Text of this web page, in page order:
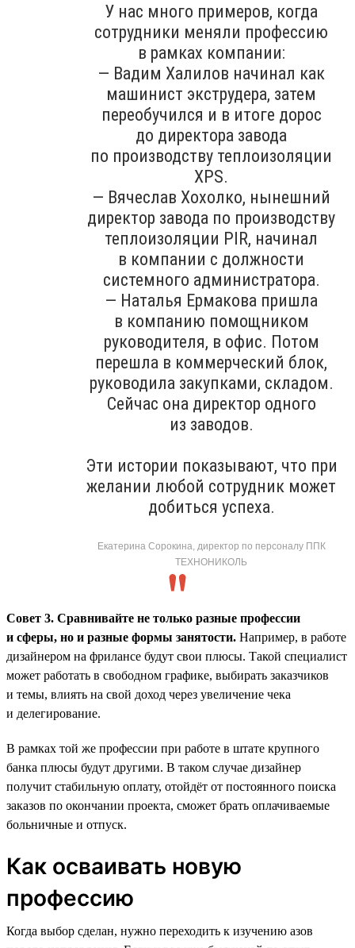
У нас много примеров, когда
сотрудники меняли профессию
в рамках компании:
— Вадим Халилов начинал как
машинист экструдера, затем
переобучился и в итоге дорос
до директора завода
по производству теплоизоляции
XPS.
— Вячеслав Хохолко, нынешний
директор завода по производству
теплоизоляции PIR, начинал
в компании с должности
системного администратора.
— Наталья Ермакова пришла
в компанию помощником
руководителя, в офис. Потом
перешла в коммерческий блок,
руководила закупками, складом.
Сейчас она директор одного
из заводов.
Эти истории показывают, что при
желании любой сотрудник может
добиться успеха.
Екатерина Сорокина, директор по персоналу ППК
ТЕХНОНИКОЛЬ
Совет 3. Сравнивайте не только разные профессии
и сферы, но и разные формы занятости. Например, в работе
дизайнером на фрилансе будут свои плюсы. Такой специалист
может работать в свободном графике, выбирать заказчиков
и темы, влиять на свой доход через увеличение чека
и делегирование.
В рамках той же профессии при работе в штате крупного
банка плюсы будут другими. В таком случае дизайнер
получит стабильную оплату, отойдёт от постоянного поиска
заказов по окончании проекта, сможет брать оплачиваемые
больничные и отпуск.
Как осваивать новую
профессию
Когда выбор сделан, нужно переходить к изучению азов